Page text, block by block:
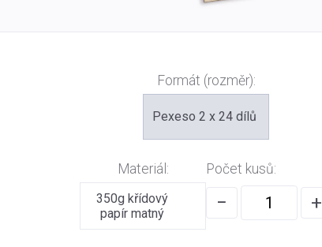
Formát (rozměr):
Pexeso 2 x 24 dílů
Materiál:
350g křídový
papír matný
Počet kusů:
− +